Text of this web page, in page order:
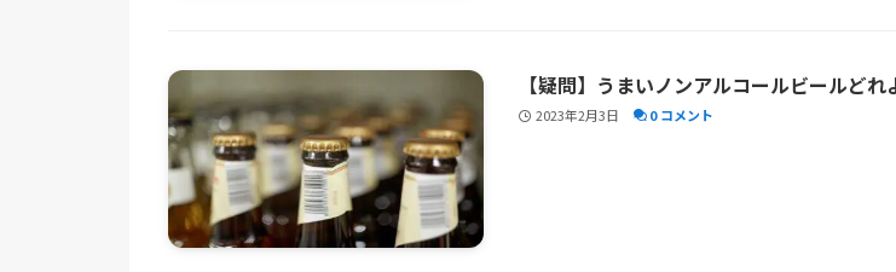
【疑問】うまいノンアルコールビールどれ
2023年2月3日 0 コメント